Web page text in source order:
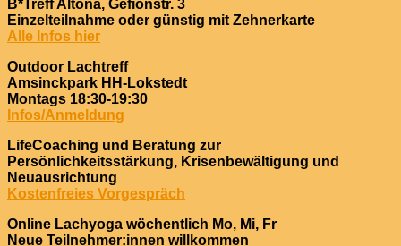
B*Treff Altona, Gefionstr. 3
Einzelteilnahme oder günstig mit Zehnerkarte
Alle Infos hier
Outdoor Lachtreff
Amsinckpark HH-Lokstedt
Montags 18:30-19:30
Infos/Anmeldung
LifeCoaching und Beratung zur
Persönlichkeitsstärkung, Krisenbewältigung und
Neuausrichtung
Kostenfreies Vorgespräch
Online Lachyoga wöchentlich Mo, Mi, Fr
Neue Teilnehmer:innen willkommen